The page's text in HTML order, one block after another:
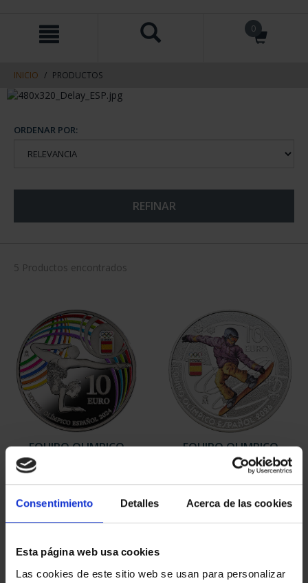
Consentimiento Detalles Acerca de las cookies
Esta página web usa cookies
Las cookies de este sitio web se usan para personalizar
contenido
navegacin
0
INICIO PRODUCTOS
ORDENAR POR:
REFINAR
5 Productos encontrados
EQUIPO OLIMPICO
ESPAÑOL 2024 - 8
EQUIPO OLIMPICO
ESPAÑOL 2026 - 8
REALES